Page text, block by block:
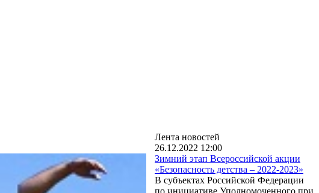
Лента новостей
26.12.2022 12:00
Зимний этап Всероссийской акции
«Безопасность детства – 2022-2023»
В субъектах Российской Федерации
по инициативе Уполномоченного при